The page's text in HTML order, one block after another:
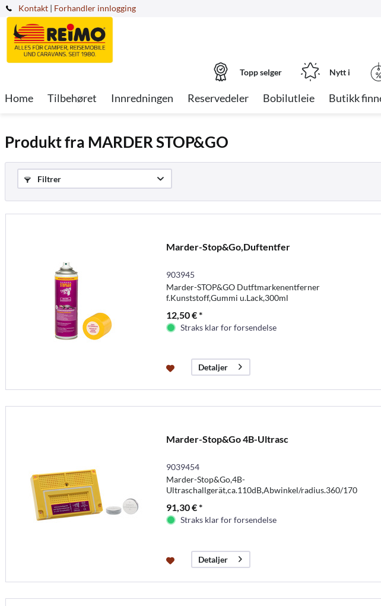
Kontakt | Forhandler innlogging
Topp selger Nytt i
Home Tilbehøret Innredningen Reservedeler Bobilutleie Butikk
Produkt fra MARDER STOP&GO
Filtrer
Marder-Stop&Go,Duftentfer
903945
Marder-STOP&GO Dutftmarkenentferner
f.Kunststoff,Gummi u.Lack,300ml
12,50 € *
Straks klar for forsendelse
Detaljer
Marder-Stop&Go 4B-Ultrasc
9039454
Marder-Stop&Go,4B-
Ultraschallgerät,ca.110dB,Abwinkel/radius.360/170
91,30 € *
Straks klar for forsendelse
Detaljer